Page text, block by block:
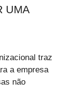
UMA
traz
a empresa
não